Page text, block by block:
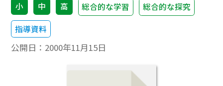
小 中 高 総合的な学習
総合的な探究
指導資料
公開日： 2000年11月15日